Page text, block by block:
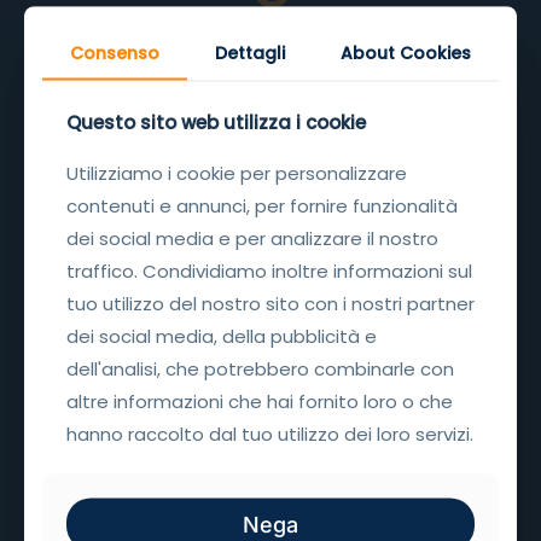
Sviluppo design
Creiamo interfacce su misura, pensate per
rappresentare al meglio la tua identità visiva e
risultare attraenti.
4
Prototipi interattivi
Verifichiamo il progetto attraverso prototipi
dinamici, così da testare l’esperienza d’uso prima
del rilascio ufficiale.
Consenso Dettagli About Cookies
Questo sito web utilizza i cookie
Utilizziamo i cookie per personalizzare
contenuti e annunci, per fornire funzionalità
dei social media e per analizzare il nostro
traffico. Condividiamo inoltre informazioni sul
tuo utilizzo del nostro sito con i nostri partner
dei social media, della pubblicità e
dell'analisi, che potrebbero combinarle con
altre informazioni che hai fornito loro o che
hanno raccolto dal tuo utilizzo dei loro servizi.
Nega
Consenso Dettagli About Cookies
Questo sito web utilizza i cookie
Utilizziamo i cookie per personalizzare
contenuti e annunci, per fornire funzionalità
dei social media e per analizzare il nostro
traffico. Condividiamo inoltre informazioni sul
tuo utilizzo del nostro sito con i nostri partner
dei social media, della pubblicità e
dell'analisi, che potrebbero combinarle con
altre informazioni che hai fornito loro o che
hanno raccolto dal tuo utilizzo dei loro servizi.
Nega